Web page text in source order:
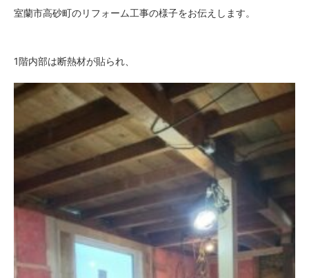
室蘭市高砂町のリフォーム工事の様子をお伝えします。
1階内部は断熱材が貼られ、